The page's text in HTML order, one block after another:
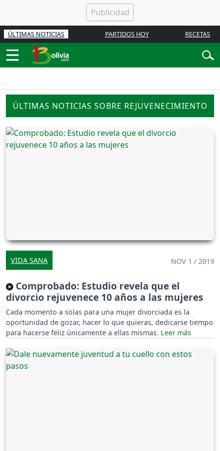
ÚLTIMAS NOTICIAS PARTIDOS HOY RECETAS
ÚLTIMAS NOTICIAS SOBRE REJUVENECIMIENTO
VIDA SANA NOV 1 / 2019
Comprobado: Estudio revela que el
divorcio rejuvenece 10 años a las mujeres
Cada momento a solas para una mujer divorciada es la
oportunidad de gozar, hacer lo que quieras, dedicarse tiempo
para hacerse feliz únicamente a ellas mismas.